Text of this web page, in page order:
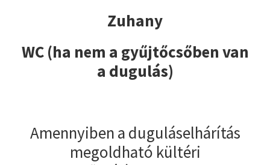
Zuhany
WC (ha nem a gyűjtőcsőben van
a dugulás)
Amennyiben a duguláselhárítás
megoldható kültéri